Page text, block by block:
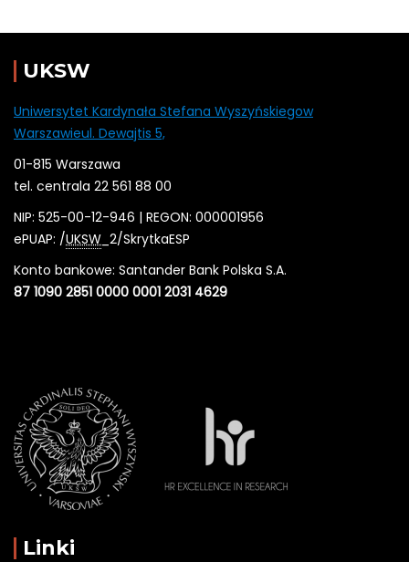
UKSW
Uniwersytet Kardynała Stefana Wyszyńskiegow
Warszawieul. Dewajtis 5,
01-815 Warszawa
tel. centrala 22 561 88 00
NIP: 525-00-12-946 | REGON: 000001956
ePUAP: /UKSW _2/SkrytkaESP
Konto bankowe: Santander Bank Polska S.A.
87 1090 2851 0000 0001 2031 4629
Linki